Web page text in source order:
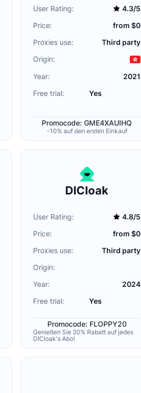
User Rating:
4.3/5
Price:
from $0
Proxies use:
Third party
Origin:
Year:
2021
Free trial:
Yes
Promocode: GME4XAUIHQ
-10% auf den ersten Einkauf
DICloak
User Rating:
4.8/5
Price:
from $0
Proxies use:
Third party
Origin:
Year:
2024
Free trial:
Yes
Promocode: FLOPPY20
Genießen Sie 20% Rabatt auf jedes
DICloak's Abo!